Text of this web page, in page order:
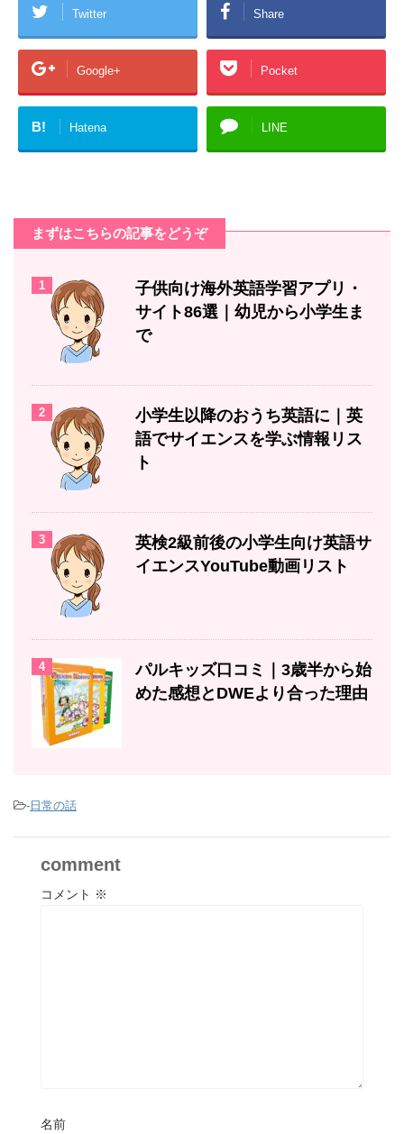
Twitter Share
Google+ Pocket
B! Hatena LINE
まずはこちらの記事をどうぞ
1
子供向け海外英語学習アプリ・
サイト86選｜幼児から小学生ま
で
2
小学生以降のおうち英語に｜英
語でサイエンスを学ぶ情報リス
ト
3
英検2級前後の小学生向け英語サ
イエンスYouTube動画リスト
4
パルキッズ口コミ｜3歳半から始
めた感想とDWEより合った理由
-日常の話
comment
コメント ※
名前